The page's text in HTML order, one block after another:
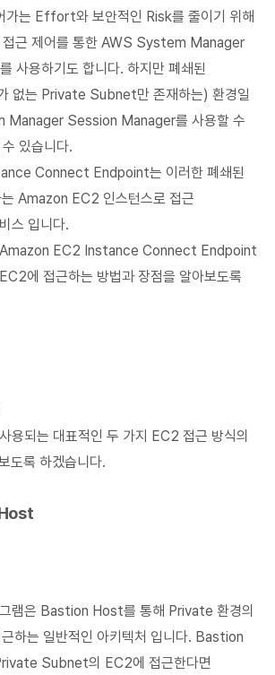
가는 Effort와 보안적인 Risk를 줄이기 위해
접근 제어를 통한 AWS System Manager
사용하기도 합니다. 하지만 폐쇄된
없는 Private Subnet만 존재하는) 환경일
Manager Session Manager를 사용할 수
있습니다.
Connect Endpoint는 이러한 폐쇄된
Amazon EC2 인스턴스로 접근
스 입니다.
Amazon EC2 Instance Connect Endpoint
에 접근하는 방법과 장점을 알아보도록
용되는 대표적인 두 가지 EC2 접근 방식의
도록 하겠습니다.
램은 Bastion Host를 통해 Private 환경의
하는 일반적인 아키텍처 입니다. Bastion
Subnet의 EC2에 접근한다면